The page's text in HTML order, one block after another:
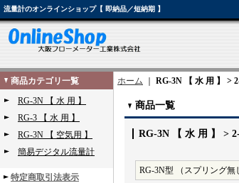
流量計のオンラインショップ【 即納品／短納期 】
商品カテゴリ一覧
RG-3N 【 水 用 】
RG-3 【 水 用 】
RG-3N 【 空気用 】
簡易デジタル流量計
特定商取引法表示
ホーム RG-3N 【 水 用 】 >
商品一覧
RG-3N 【 水 用 】 >
RG-3N型 （スプリング無